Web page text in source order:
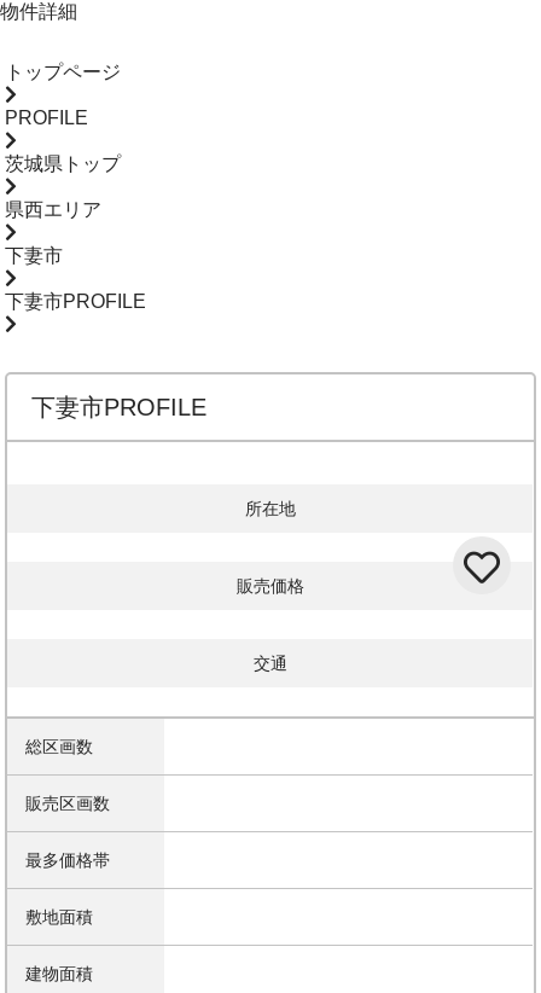
物件詳細
トップページ
PROFILE
茨城県トップ
県西エリア
下妻市
下妻市PROFILE
下妻市PROFILE
所在地
販売価格
交通
総区画数
販売区画数
最多価格帯
敷地面積
建物面積